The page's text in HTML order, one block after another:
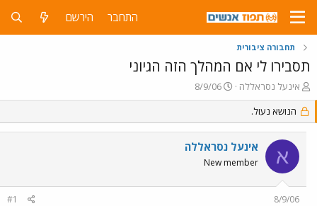
התחבר הירשם
תחבורה ציבורית
תסבירו לי אם המהלך הזה הגיוני
פ
ו
ת
ח
נ
ו
א
אינעל נסראללה
פ
ו
ס
ב
ת
ר
8/9/06
הנושא נעול.
א אינעל נסראללה
New member
8/9/06
#1